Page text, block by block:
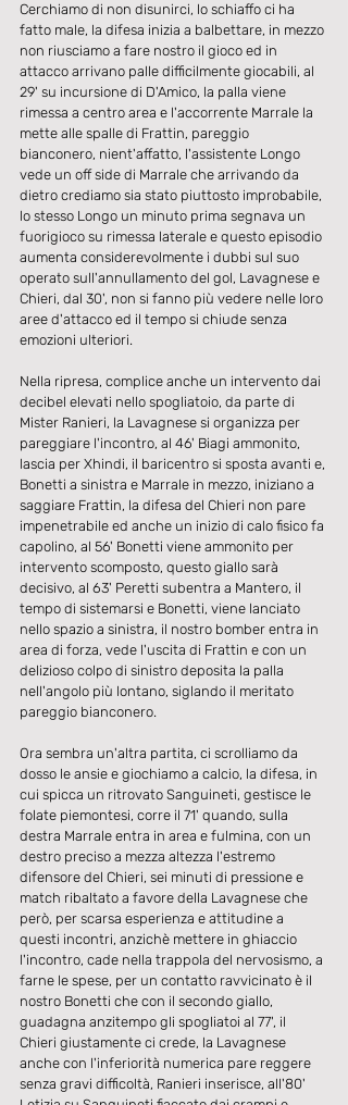
Cerchiamo di non disunirci, lo schiaffo ci ha
fatto male, la difesa inizia a balbettare, in mezzo
non riusciamo a fare nostro il gioco ed in
attacco arrivano palle difficilmente giocabili, al
29' su incursione di D'Amico, la palla viene
rimessa a centro area e l'accorrente Marrale la
mette alle spalle di Frattin, pareggio
bianconero, nient'affatto, l'assistente Longo
vede un off side di Marrale che arrivando da
dietro crediamo sia stato piuttosto improbabile,
lo stesso Longo un minuto prima segnava un
fuorigioco su rimessa laterale e questo episodio
aumenta considerevolmente i dubbi sul suo
operato sull'annullamento del gol, Lavagnese e
Chieri, dal 30', non si fanno più vedere nelle loro
aree d'attacco ed il tempo si chiude senza
emozioni ulteriori.
Nella ripresa, complice anche un intervento dai
decibel elevati nello spogliatoio, da parte di
Mister Ranieri, la Lavagnese si organizza per
pareggiare l'incontro, al 46' Biagi ammonito,
lascia per Xhindi, il baricentro si sposta avanti e,
Bonetti a sinistra e Marrale in mezzo, iniziano a
saggiare Frattin, la difesa del Chieri non pare
impenetrabile ed anche un inizio di calo fisico fa
capolino, al 56' Bonetti viene ammonito per
intervento scomposto, questo giallo sarà
decisivo, al 63' Peretti subentra a Mantero, il
tempo di sistemarsi e Bonetti, viene lanciato
nello spazio a sinistra, il nostro bomber entra in
area di forza, vede l'uscita di Frattin e con un
delizioso colpo di sinistro deposita la palla
nell'angolo più lontano, siglando il meritato
pareggio bianconero.
Ora sembra un'altra partita, ci scrolliamo da
dosso le ansie e giochiamo a calcio, la difesa, in
cui spicca un ritrovato Sanguineti, gestisce le
folate piemontesi, corre il 71' quando, sulla
destra Marrale entra in area e fulmina, con un
destro preciso a mezza altezza l'estremo
difensore del Chieri, sei minuti di pressione e
match ribaltato a favore della Lavagnese che
però, per scarsa esperienza e attitudine a
questi incontri, anzichè mettere in ghiaccio
l'incontro, cade nella trappola del nervosismo, a
farne le spese, per un contatto ravvicinato è il
nostro Bonetti che con il secondo giallo,
guadagna anzitempo gli spogliatoi al 77', il
Chieri giustamente ci crede, la Lavagnese
anche con l'inferiorità numerica pare reggere
senza gravi difficoltà, Ranieri inserisce, all'80'